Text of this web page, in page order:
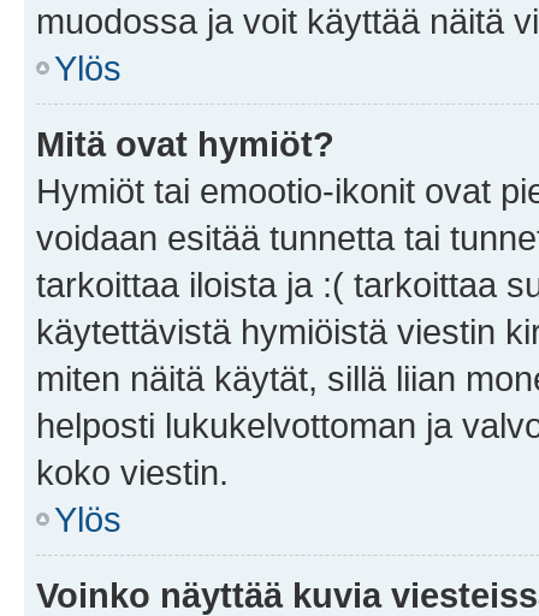
muodossa ja voit käyttää näitä
Ylös
Mitä ovat hymiöt?
Hymiöt tai emootio-ikonit ovat
voidaan esitää tunnetta tai
tarkoittaa iloista ja :( tarkoittaa
käytettävistä hymiöistä viestin
miten näitä käytät, sillä liian
helposti lukukelvottoman ja
koko viestin.
Ylös
Voinko näyttää kuvia